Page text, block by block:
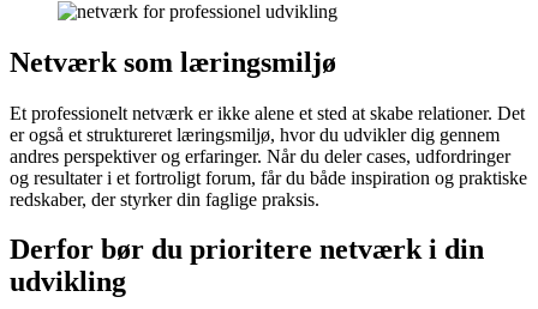
Netværk som læringsmiljø
Et professionelt netværk er ikke alene et sted at skabe relationer. Det
er også et struktureret læringsmiljø, hvor du udvikler dig gennem
andres perspektiver og erfaringer. Når du deler cases, udfordringer
og resultater i et fortroligt forum, får du både inspiration og praktiske
redskaber, der styrker din faglige praksis.
Derfor bør du prioritere netværk i din
udvikling